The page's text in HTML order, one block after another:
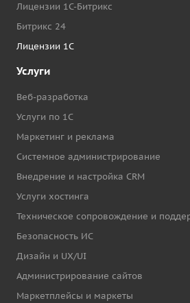
Лицензии 1С-Битрикс
Битрикс 24
Лицензии 1С
Услуги
Веб-разработка
Услуги по 1С
Маркетинг и реклама
Системное администрирование
Внедрение и настройка CRM
Услуги хостинга
Техническое сопровождение и
Безопасность ИС
Дизайн и UX/UI
Администрирование сайтов
Маркетплейсы и маркеты